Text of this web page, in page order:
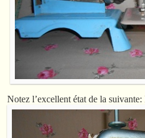
Notez l’excellent état de la